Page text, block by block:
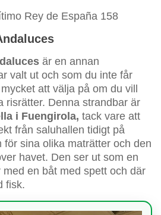
Rey de España 158
är en annan
valt ut och som du inte får
att välja på om du vill
risrätter. Denna strandbar är
i Fuengirola, tack vare att
från saluhallen tidigt på
för sina olika maträtter och den
havet. Den ser ut som en
en båt med spett och där
fisk.